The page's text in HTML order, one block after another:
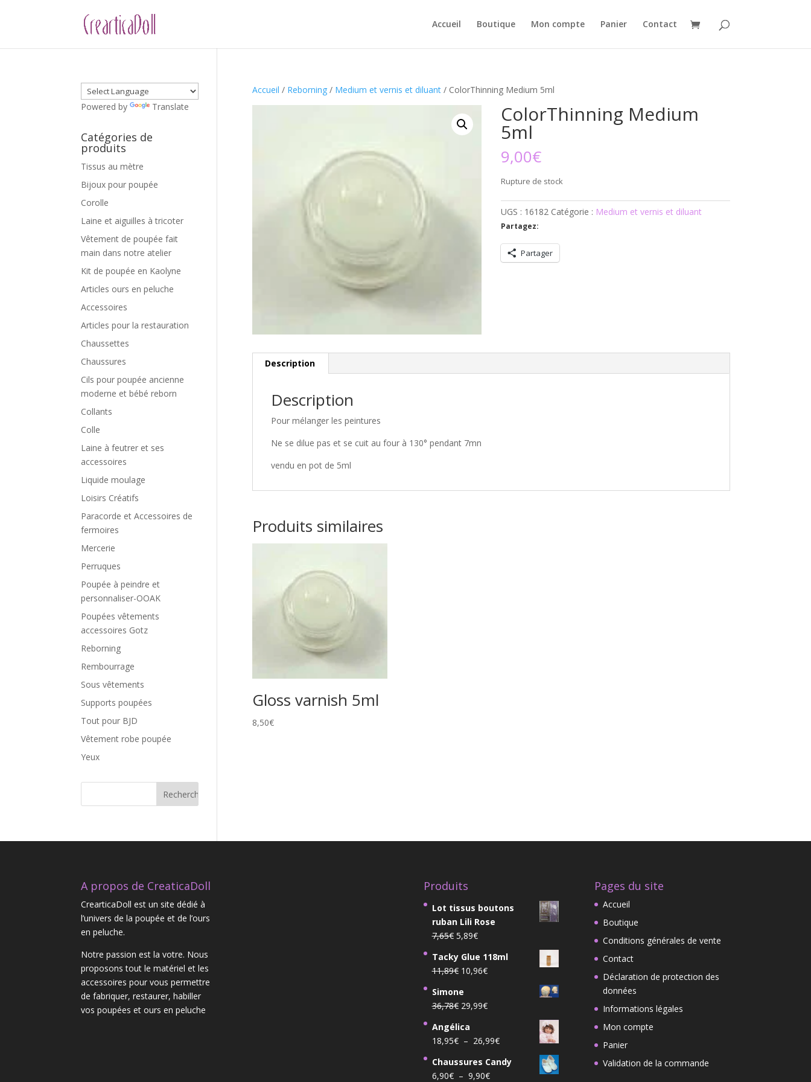
Accueil Boutique Mon compte Panier Contact
Accueil / Reborning/ Medium et vernis et diluant/ ColorThinning Medium 5ml
ColorThinning Medium
5ml
9,00€
Rupture de stock
UGS : 16182 Catégorie : Medium et vernis et diluant
Partagez:
Partager
Description
Description
Pour mélanger les peintures
Ne se dilue pas et se cuit au four à 130° pendant 7mn
vendu en pot de 5ml
Produits similaires
Gloss varnish 5ml
8,50€
Powered by Translate
Catégories de
produits
Tissus au mètre
Bijoux pour poupée
Corolle
Laine et aiguilles à tricoter
Vêtement de poupée fait
main dans notre atelier
Kit de poupée en Kaolyne
Articles ours en peluche
Accessoires
Articles pour la restauration
Chaussettes
Chaussures
Cils pour poupée ancienne
moderne et bébé reborn
Collants
Colle
Laine à feutrer et ses
accessoires
Liquide moulage
Loisirs Créatifs
Paracorde et Accessoires de
fermoires
Mercerie
Perruques
Poupée à peindre et
personnaliser-OOAK
Poupées vêtements
accessoires Gotz
Reborning
Rembourrage
Sous vêtements
Supports poupées
Tout pour BJD
Vêtement robe poupée
Yeux
A propos de CreaticaDoll
CrearticaDoll est un site dédié à
l’univers de la poupée et de l’ours
en peluche.
Notre passion est la votre. Nous
proposons tout le matériel et les
accessoires pour vous permettre
de fabriquer, restaurer, habiller
vos poupées et ours en peluche
Produits
Lot tissus boutons
ruban Lili Rose
7,65€ Le
initial
était :
7,65€.
5,89€Le
actuel
est :
Tacky Glue 118ml
11,89€ Le
initial
était :
11,89€.
10,96€Le
est :
Simone
36,78€ Le
initial
était :
36,78€.
29,99€Le
est :
29,99€.
Angélica
18,95€ – 26,99€Plage
prix :
Chaussures Candy
6,90€ – 9,90€Plage
Pages du site
Accueil
Boutique
Conditions générales de vente
Contact
Déclaration de protection des
données
Informations légales
Mon compte
Panier
Validation de la commande